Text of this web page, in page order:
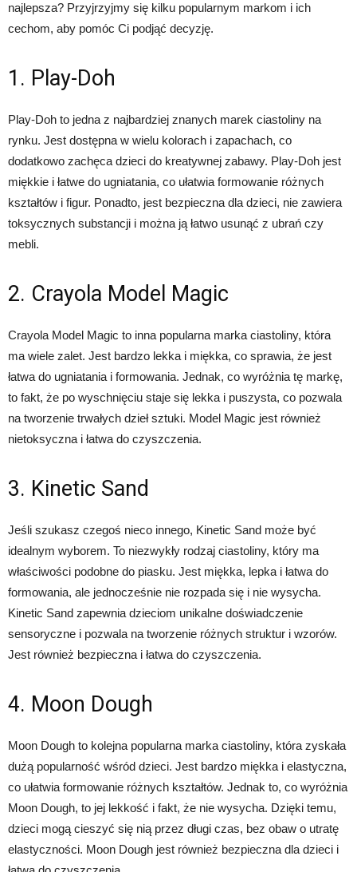
najlepsza? Przyjrzyjmy się kilku popularnym markom i ich
cechom, aby pomóc Ci podjąć decyzję.
1. Play-Doh
Play-Doh to jedna z najbardziej znanych marek ciastoliny na
rynku. Jest dostępna w wielu kolorach i zapachach, co
dodatkowo zachęca dzieci do kreatywnej zabawy. Play-Doh jest
miękkie i łatwe do ugniatania, co ułatwia formowanie różnych
kształtów i figur. Ponadto, jest bezpieczna dla dzieci, nie zawiera
toksycznych substancji i można ją łatwo usunąć z ubrań czy
mebli.
2. Crayola Model Magic
Crayola Model Magic to inna popularna marka ciastoliny, która
ma wiele zalet. Jest bardzo lekka i miękka, co sprawia, że jest
łatwa do ugniatania i formowania. Jednak, co wyróżnia tę markę,
to fakt, że po wyschnięciu staje się lekka i puszysta, co pozwala
na tworzenie trwałych dzieł sztuki. Model Magic jest również
nietoksyczna i łatwa do czyszczenia.
3. Kinetic Sand
Jeśli szukasz czegoś nieco innego, Kinetic Sand może być
idealnym wyborem. To niezwykły rodzaj ciastoliny, który ma
właściwości podobne do piasku. Jest miękka, lepka i łatwa do
formowania, ale jednocześnie nie rozpada się i nie wysycha.
Kinetic Sand zapewnia dzieciom unikalne doświadczenie
sensoryczne i pozwala na tworzenie różnych struktur i wzorów.
Jest również bezpieczna i łatwa do czyszczenia.
4. Moon Dough
Moon Dough to kolejna popularna marka ciastoliny, która zyskała
dużą popularność wśród dzieci. Jest bardzo miękka i elastyczna,
co ułatwia formowanie różnych kształtów. Jednak to, co wyróżnia
Moon Dough, to jej lekkość i fakt, że nie wysycha. Dzięki temu,
dzieci mogą cieszyć się nią przez długi czas, bez obaw o utratę
elastyczności. Moon Dough jest również bezpieczna dla dzieci i